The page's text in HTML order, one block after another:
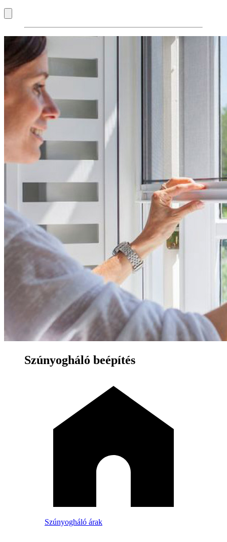
Szúnyogháló beépítés
Szúnyogháló árak